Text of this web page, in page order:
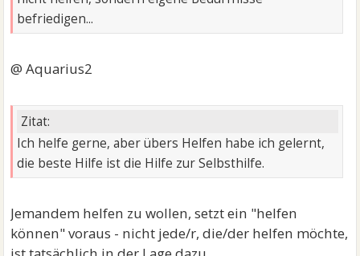
befriedigen...
@ Aquarius2
Zitat:
Ich helfe gerne, aber übers Helfen habe ich gelernt,
die beste Hilfe ist die Hilfe zur Selbsthilfe.
Jemandem helfen zu wollen, setzt ein "helfen
können" voraus - nicht jede/r, die/der helfen möchte,